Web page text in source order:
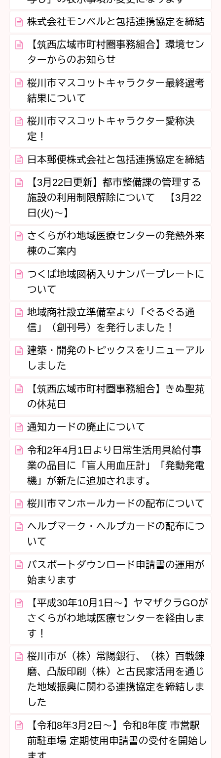
株式会社モンベルと包括連携協定を締結
【筑西広域市町村圏事務組合】環境セン
ターからのお知らせ
桜川市マスコットキャラクター最終選考
結果について
桜川市マスコットキャラクター愛称決
定！
日本郵便株式会社と包括連携協定を締結
【3月22日更新】都市整備課の管理する
施設の利用制限解除について 【3月22
日(火)～】
さくらがわ地域医療センターの発熱外来
棟のご案内
つくば地域図柄入りナンバープレートに
ついて
地域商社設立準備室より「ぐるぐる通
信」（創刊号）を発行しました！
建築・開発のトピックスをリニューアル
しました
【筑西広域市町村圏事務組合】きぬ聖苑
の休苑日
通知カードの廃止について
令和2年4月1日より日常生活用具給付事
業の品目に「盲人用血圧計」「発動発電
機」が新たに追加されます。
桜川市マンホールカードの配布について
ヘルプマーク・ヘルプカードの配布につ
いて
パスポートダウンロード申請書の運用が
始まります
【平成30年10月1日～】ヤマザクラGOが
さくらがわ地域医療センターを経由しま
す！
桜川市が（株）常陽銀行、（株）百戦錬
磨、凸版印刷（株）と古民家活用を通じ
た地域振興に関わる連携協定を締結しま
した
【令和8年3月2日～】令和8年度 市営駅
前駐車場 定期使用申請書の受付を開始し